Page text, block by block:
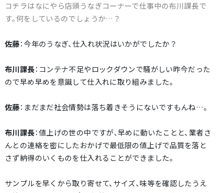
コチラはなにやら店頭うなぎコーナーで仕事中の布川課長で
す。何をしているのでしょうか…？
佐藤：今年のうなぎ、仕入れ状況はいかがでしたか？
布川課長：コンテナ不足やロックダウンで騒がしい昨今だった
ので早め早めを意識して仕入れに取り組みました。
佐藤：まだまだ社会情勢は落ち着きそうにないですもんね…。
布川課長：値上げの世の中ですが、早めに動いたことと、業者さ
んとの連絡を密にしたおかげで最低限の値上げで品質を落と
さず納得のいくものを仕入れることができました。
サンプルを早くから取り寄せて、サイズ、味等を確認したうえ